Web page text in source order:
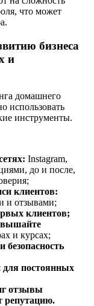
что может
бизнеса
и
домашнего
использовать
инструменты.
Instagram,
до и после,
клиентов:
и отзывами;
клиентов;
и курсах;
безопасность
постоянных
отзывы
репутацию.